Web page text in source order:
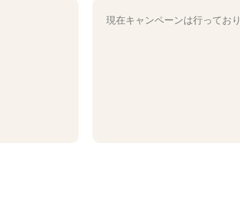
現在キャンペーンは行っており